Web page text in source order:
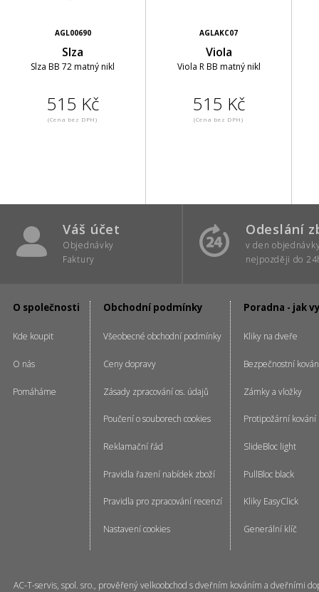
AGL00690
Slza
Slza BB 72 matný nikl
515 Kč
(Cena bez DPH)
AGLAKC07
Viola
Viola R BB matný nikl
515 Kč
(Cena bez DPH)
Váš účet
Objednávky
Faktury
Odeslání
v den
nejpozději do
O společnosti
Kde koupit
O nás
Pomáháme
Obchodní podmínky
Všeobecné obchodní podmínky
Ceny dopravy
Zásady zpracování os. údajů
Poučení o souborech cookies
Reklamační řád
Pravidla řazení nabídek zboží
Pravidla pro zpracování recenzí
Nastavení cookies
Poradna - jak
Kliky na dveře
Bezpečnostní
Zámky a vložky
Protipožární kování
SlideBloc light
PullBloc black
Kliky EasyClick
Generální klíč
AC-T-servis, spol. sro., prověřený velkoobchod s dveřním kováním a dveřními